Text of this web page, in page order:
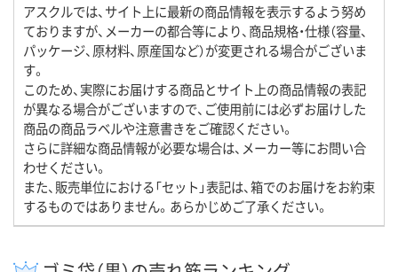
アスクルでは、サイト上に最新の商品情報を表示するよう努め
ておりますが、メーカーの都合等により、商品規格・仕様（容量、
パッケージ、原材料、原産国など）が変更される場合がございま
す。
このため、実際にお届けする商品とサイト上の商品情報の表記
が異なる場合がございますので、ご使用前には必ずお届けした
商品の商品ラベルや注意書きをご確認ください。
さらに詳細な商品情報が必要な場合は、メーカー等にお問い合
わせください。
また、販売単位における「セット」表記は、箱でのお届けをお約束
するものではありません。あらかじめご了承ください。